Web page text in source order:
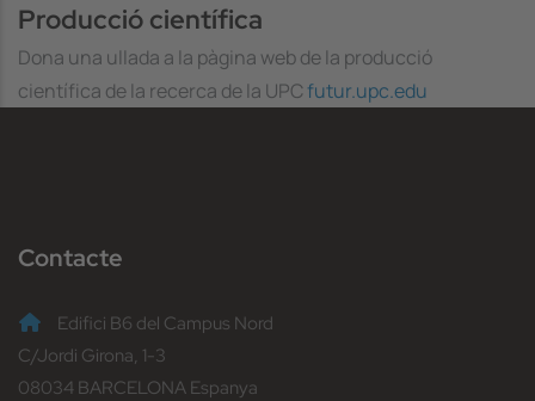
Producció científica
Dona una ullada a la pàgina web de la producció
científica de la recerca de la UPCfutur.upc.edu
Contacte
Edifici B6 del Campus Nord
C/Jordi Girona, 1-3
08034 BARCELONA Espanya